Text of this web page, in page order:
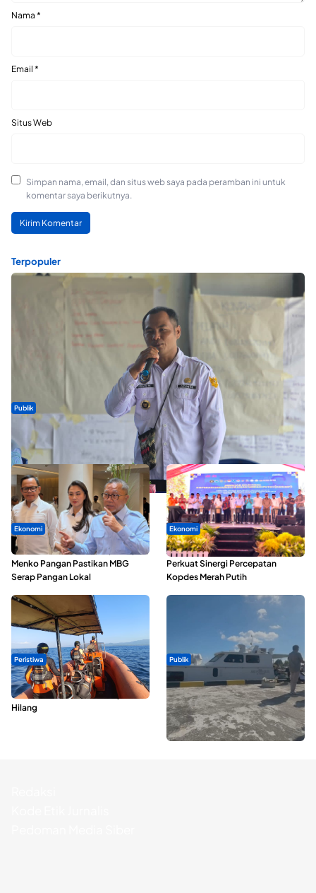
Nama *
Email *
Situs Web
Simpan nama, email, dan situs web saya pada peramban ini untuk
komentar saya berikutnya.
Terpopuler
Publik
ABDESI Morotai Apresiasi Penyaluran ADD Rp3,13 Miliar untuk
88 Desa
Ekonomi
SPPG di Maluku Utara Dipercepat,
Menko Pangan Pastikan MBG
Serap Pangan Lokal
Ekonomi
Seminar di Ternate, Mendes
Perkuat Sinergi Percepatan
Kopdes Merah Putih
Peristiwa
Dua Longboat Bertabrakan di
Perairan Taliabu, Satu Nelayan
Hilang
Publik
Pelayaran Perdana KM Dodola
Express Terkendala, Baling-baling
Kapal Rusak